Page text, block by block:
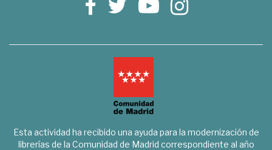
Esta actividad ha recibido una ayuda para la modernización de
librerías de la Comunidad de Madrid correspondiente al año